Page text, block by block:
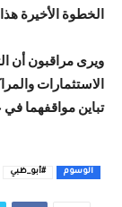
الخطوة الأخيرة
ويرى مراقبون أن
الاستثمارات
تباين مواقفهما في
الوسوم #أبو_ظبي